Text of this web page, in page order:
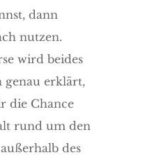
dann
nutzen.
wird beides
genau erklärt,
die Chance
rund um den
des